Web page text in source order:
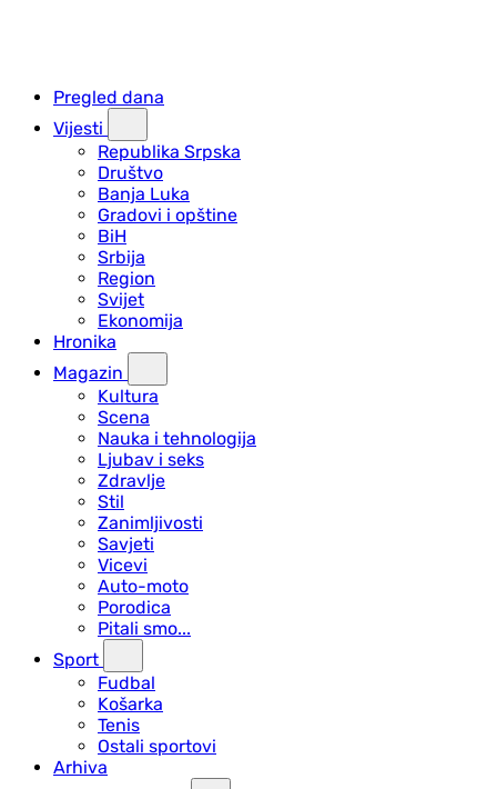
Pregled dana
Vijesti
Republika Srpska
Društvo
Banja Luka
Gradovi i opštine
BiH
Srbija
Region
Svijet
Ekonomija
Hronika
Magazin
Kultura
Scena
Nauka i tehnologija
Ljubav i seks
Zdravlje
Stil
Zanimljivosti
Savjeti
Vicevi
Auto-moto
Porodica
Pitali smo...
Sport
Fudbal
Košarka
Tenis
Ostali sportovi
Arhiva